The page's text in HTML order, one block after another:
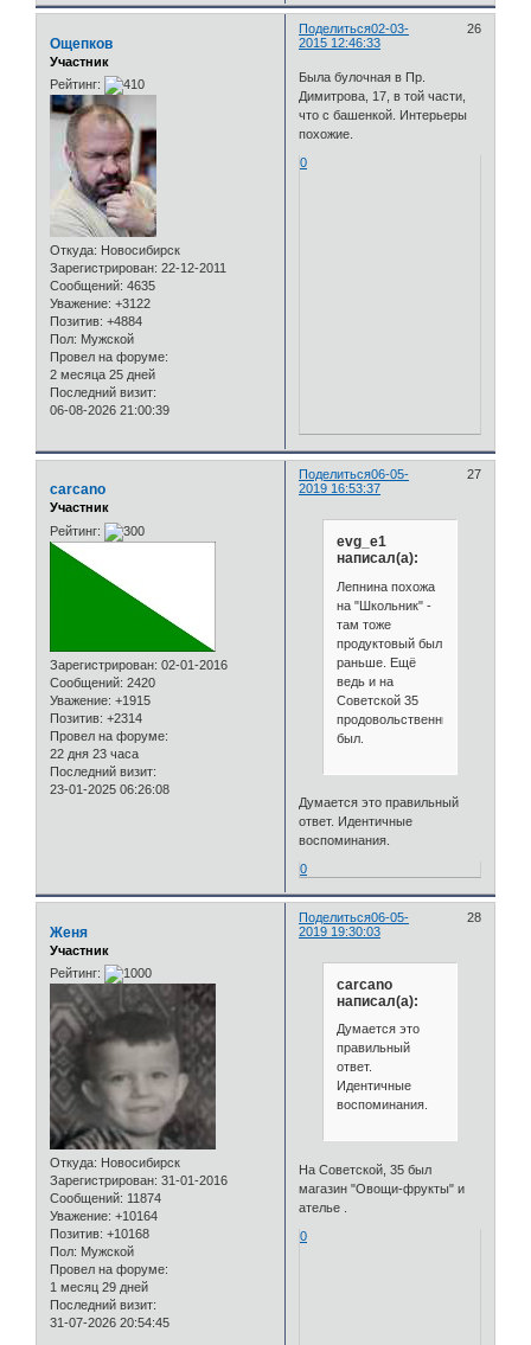
Поделиться 26
02-03-
2015 12:46:33
Ощепков
Участник
Рейтинг:
Откуда: Новосибирск
Зарегистрирован: 22-12-2011
Сообщений: 4635
Уважение: +3122
Позитив: +4884
Пол: Мужской
Провел на форуме:
2 месяца 25 дней
Последний визит:
06-08-2026 21:00:39
Была булочная в Пр.
Димитрова, 17, в той части,
что с башенкой. Интерьеры
похожие.
0
Поделиться 27
06-05-
2019 16:53:37
carcano
Участник
Рейтинг:
Зарегистрирован: 02-01-2016
Сообщений: 2420
Уважение: +1915
Позитив: +2314
Провел на форуме:
22 дня 23 часа
Последний визит:
23-01-2025 06:26:08
evg_e1
написал(а):
Лепнина похожа
на "Школьник" -
там тоже
продуктовый был
раньше. Ещё
ведь и на
Советской 35
продовольственный
был.
Думается это правильный
ответ. Идентичные
воспоминания.
0
Поделиться 28
06-05-
2019 19:30:03
Женя
Участник
Рейтинг:
Откуда: Новосибирск
Зарегистрирован: 31-01-2016
Сообщений: 11874
Уважение: +10164
Позитив: +10168
Пол: Мужской
Провел на форуме:
1 месяц 29 дней
Последний визит:
31-07-2026 20:54:45
carcano
написал(а):
Думается это
правильный
ответ.
Идентичные
воспоминания.
На Советской, 35 был
магазин "Овощи-фрукты" и
ателье .
0